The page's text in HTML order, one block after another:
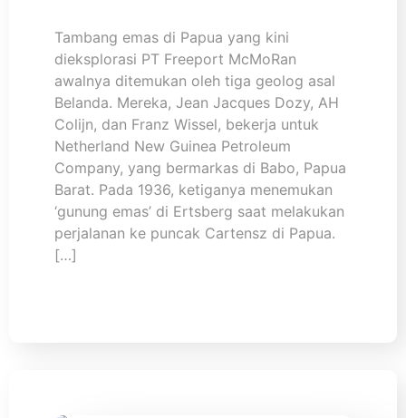
Tambang emas di Papua yang kini
dieksplorasi PT Freeport McMoRan
awalnya ditemukan oleh tiga geolog asal
Belanda. Mereka, Jean Jacques Dozy, AH
Colijn, dan Franz Wissel, bekerja untuk
Netherland New Guinea Petroleum
Company, yang bermarkas di Babo, Papua
Barat. Pada 1936, ketiganya menemukan
‘gunung emas’ di Ertsberg saat melakukan
perjalanan ke puncak Cartensz di Papua.
[…]